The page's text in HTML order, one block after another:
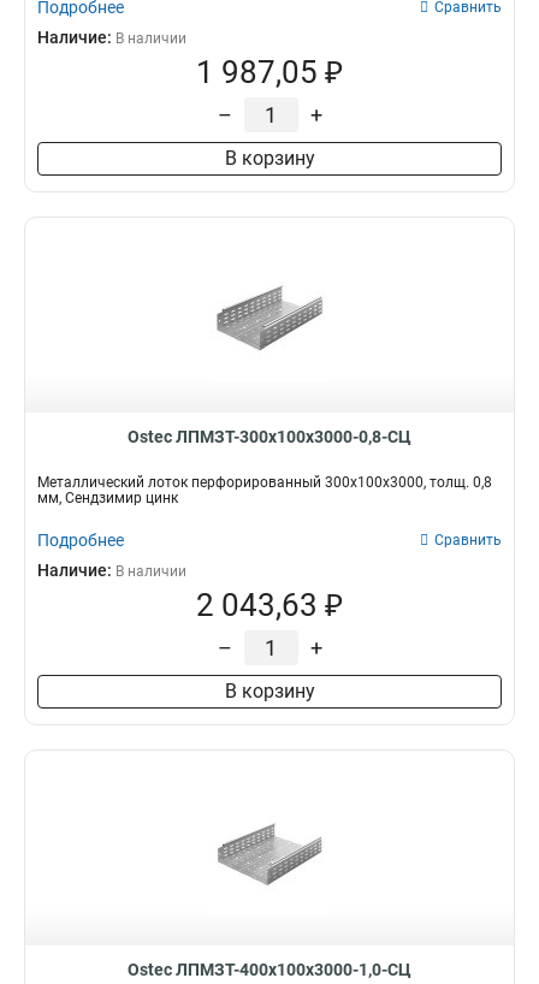
Подробнее Сравнить
Наличие: В наличии
1 987,05 ₽
– +
В корзину
Ostec ЛПМЗТ-300х100х3000-0,8-СЦ
Металлический лоток перфорированный 300х100х3000, толщ. 0,8
мм, Сендзимир цинк
Подробнее Сравнить
Наличие: В наличии
2 043,63 ₽
– +
В корзину
Ostec ЛПМЗТ-400х100х3000-1,0-СЦ